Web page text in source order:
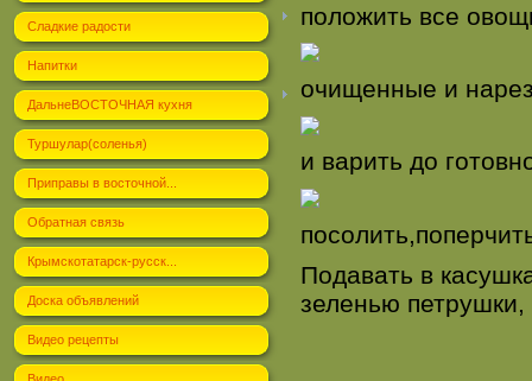
Сладкие радости
Напитки
ДальнеВОСТОЧНАЯ кухня
Туршулар(соленья)
Приправы в восточной...
Обратная связь
Крымскотатарск-русск...
Доска объявлений
Видео рецепты
положить все
очищенные и
и варить до
Подавать в
зеленью петрушки,